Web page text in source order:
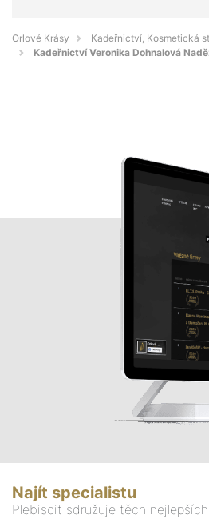
Orlové Krásy
Kadeřnictví, Kosmetická
Kadeřnictví Veronika Dohnalová
Najít specialistu
Plebiscit sdružuje těch